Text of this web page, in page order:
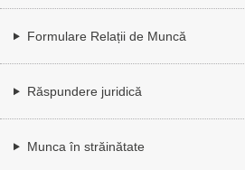
Formulare Relații de Muncă
Răspundere juridică
Munca în străinătate